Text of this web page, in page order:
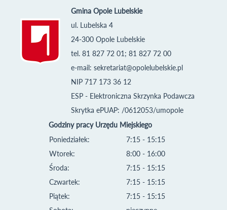
Gmina Opole Lubelskie
ul. Lubelska 4
24-300 Opole Lubelskie
tel. 81 827 72 01; 81 827 72 00
e-mail: sekretariat@opolelubelskie.pl
NIP 717 173 36 12
ESP - Elektroniczna Skrzynka Podawcza
Skrytka ePUAP: /0612053/umopole
Godziny pracy Urzędu Miejskiego
Poniedziałek:
Wtorek:
Środa:
Czwartek:
Piątek:
7:15 - 15:15
8:00 - 16:00
7:15 - 15:15
7:15 - 15:15
7:15 - 15:15